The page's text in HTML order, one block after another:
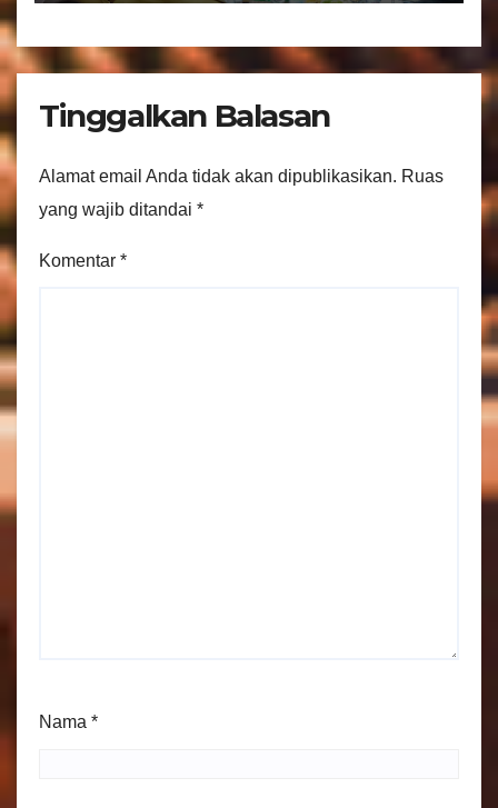
Tinggalkan Balasan
Alamat email Anda tidak akan dipublikasikan. Ruas
yang wajib ditandai *
Komentar *
Nama *